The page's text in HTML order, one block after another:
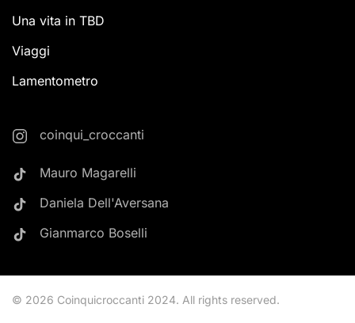
Una vita in TBD
Viaggi
Lamentometro
coinqui_croccanti
Mauro Magarelli
Daniela Dell'Aversana
Gianmarco Boselli
© 2026 Coinquicroccanti 2024. All rights reserved.